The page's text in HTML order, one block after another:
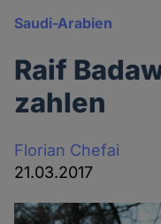
Saudi-Arabien
Raif
zahlen
Florian Chefai
21.03.2017